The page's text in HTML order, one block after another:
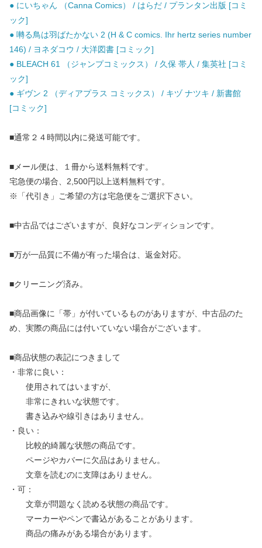
● にいちゃん （Canna Comics） / はらだ / プランタン出版 [コミ
ック]
● 囀る鳥は羽ばたかない 2 (H & C comics. Ihr hertz series number
146) / ヨネダコウ / 大洋図書 [コミック]
● BLEACH 61 （ジャンプコミックス） / 久保 帯人 / 集英社 [コミ
ック]
● ギヴン 2 （ディアプラス コミックス） / キヅ ナツキ / 新書館
[コミック]
■通常２４時間以内に発送可能です。
■メール便は、１冊から送料無料です。
宅急便の場合、2,500円以上送料無料です。
※「代引き」ご希望の方は宅急便をご選択下さい。
■中古品ではございますが、良好なコンディションです。
■万が一品質に不備が有った場合は、返金対応。
■クリーニング済み。
■商品画像に「帯」が付いているものがありますが、中古品のた
め、実際の商品には付いていない場合がございます。
■商品状態の表記につきまして
・非常に良い：
使用されてはいますが、
非常にきれいな状態です。
書き込みや線引きはありません。
・良い：
比較的綺麗な状態の商品です。
ページやカバーに欠品はありません。
文章を読むのに支障はありません。
・可：
文章が問題なく読める状態の商品です。
マーカーやペンで書込があることがあります。
商品の痛みがある場合があります。